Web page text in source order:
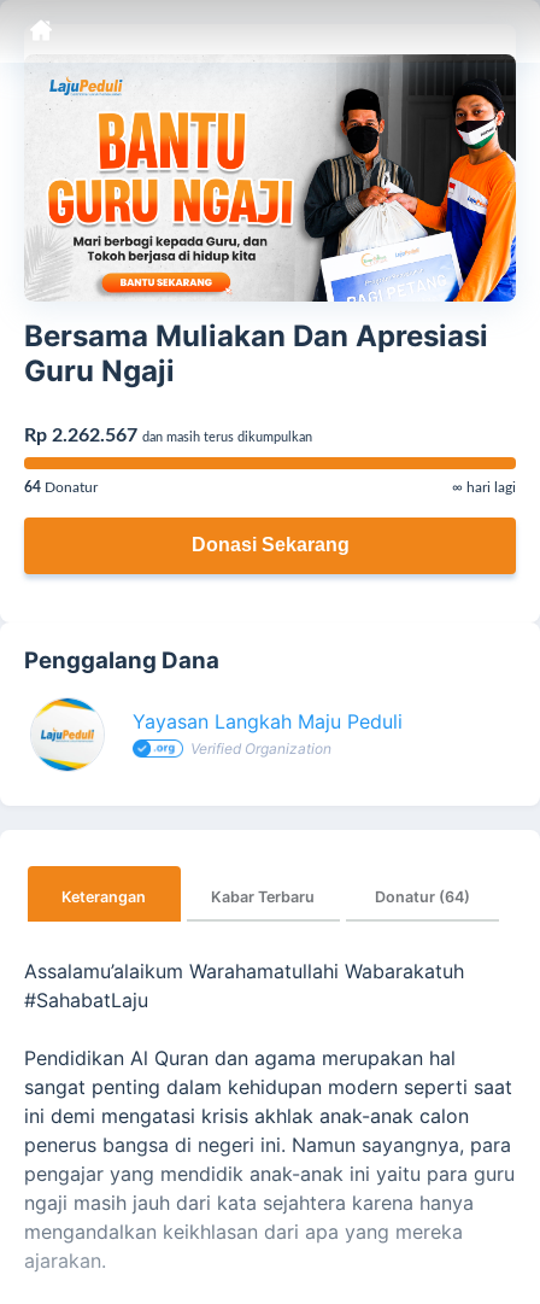
Bersama Muliakan Dan Apresiasi
Guru Ngaji
Rp 2.262.567 dan masih terus dikumpulkan
64 Donatur ∞ hari lagi
Donasi Sekarang
Penggalang Dana
Yayasan Langkah Maju Peduli
Verified Organization
Keterangan Kabar Terbaru Donatur (64)
Assalamu’alaikum Warahamatullahi Wabarakatuh
#SahabatLaju
Pendidikan Al Quran dan agama merupakan hal
sangat penting dalam kehidupan modern seperti saat
ini demi mengatasi krisis akhlak anak-anak calon
penerus bangsa di negeri ini. Namun sayangnya, para
pengajar yang mendidik anak-anak ini yaitu para guru
ngaji masih jauh dari kata sejahtera karena hanya
mengandalkan keikhlasan dari apa yang mereka
ajarakan.